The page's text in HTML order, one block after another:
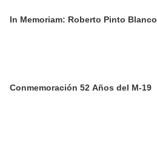
In Memoriam: Roberto Pinto Blanco
Conmemoración 52 Años del M-19